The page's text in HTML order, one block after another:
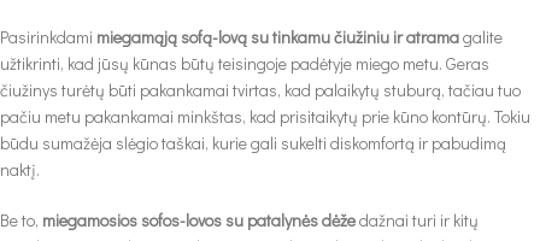
Pasirinkdami miegamąją sofą-lovą su tinkamu čiužiniu ir atramagalite
užtikrinti, kad jūsų kūnas būtų teisingoje padėtyje miego metu. Geras
čiužinys turėtų būti pakankamai tvirtas, kad palaikytų stuburą, tačiau tuo
pačiu metu pakankamai minkštas, kad prisitaikytų prie kūno kontūrų. Tokiu
būdu sumažėja slėgio taškai, kurie gali sukelti diskomfortą ir pabudimą
naktį.
Be to, miegamosios sofos-lovos su patalynės dėžedažnai turi ir kitų